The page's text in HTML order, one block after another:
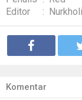
Editor
:
Komentar